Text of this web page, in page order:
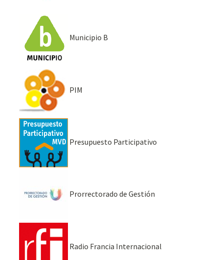
Municipio B
PIM
Presupuesto Participativo
Prorrectorado de Gestión
Radio Francia Internacional